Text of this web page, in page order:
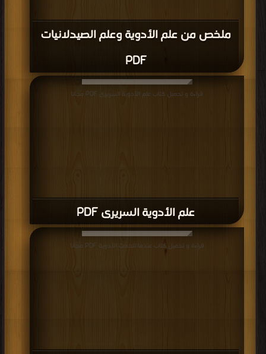
ملخص من علم الأدوية وعلم الصيدلانيات
PDF
علم الأدوية السريرى PDF
قراءة و تحميل كتاب علم الأدوية السريرى PDF مجانا
قراءة و تحميل كتاب عندما تتحدث الأدوية PDF مجانا